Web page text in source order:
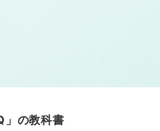
」の教科書